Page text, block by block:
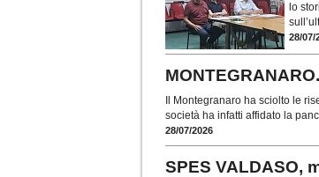
lo
28/07/
Il Montegranaro ha sciolto le
società ha infatti affidato la
28/07/2026
SPES VALDASO,